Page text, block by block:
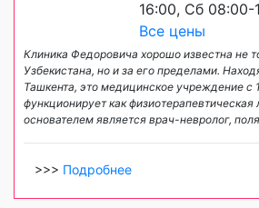
16:00, Сб 08:00-
Все цены
Клиника Федоровича хорошо известна не
Узбекистана, но и за его пределами.
Ташкента, это медицинское учреждение с
функционирует как физиотерапевтическая
основателем является врач-невролог,
>>> Подробнее